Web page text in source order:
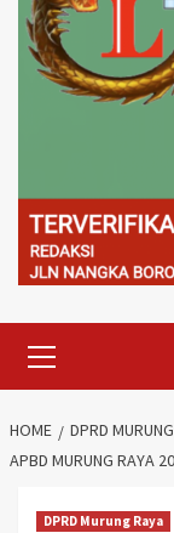
Menu
HOME DPRD
APBD MURUNG RAYA
DPRD Murung Raya